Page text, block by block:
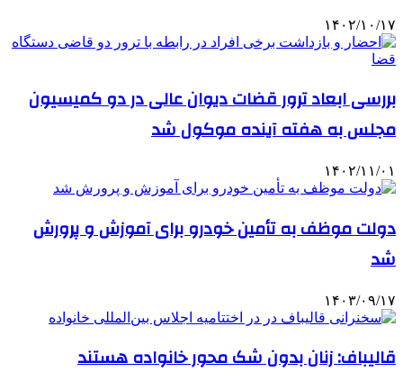
۱۴۰۲/۱۰/۱۷
بررسی ابعاد ترور قضات دیوان عالی در دو کمیسیون
مجلس به هفته آینده موکول شد
۱۴۰۲/۱۱/۰۱
دولت موظف به تأمین خودرو برای آموزش و پرورش
شد
۱۴۰۳/۰۹/۱۷
قالیباف: زنان بدون شک محور خانواده هستند